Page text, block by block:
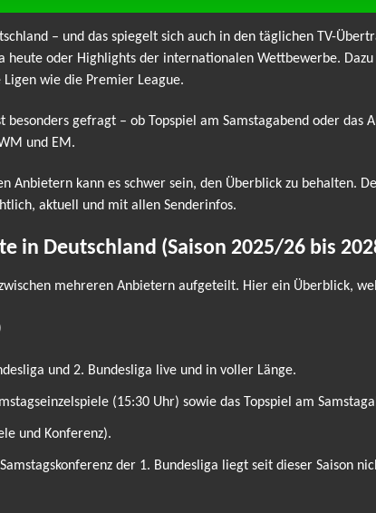
– und das spiegelt sich auch in den täglichen TV-
heute oder Highlights der internationalen Wettbewerbe.
wie die Premier League.
besonders gefragt – ob Topspiel am Samstagabend oder
und EM.
Anbietern kann es schwer sein, den Überblick zu behalten.
aktuell und mit allen Senderinfos.
in Deutschland (Saison 2025/26 bis
mehreren Anbietern aufgeteilt. Hier ein Überblick,
und 2. Bundesliga live und in voller Länge.
(15:30 Uhr) sowie das Topspiel am
und Konferenz).
der 1. Bundesliga liegt seit dieser Saison